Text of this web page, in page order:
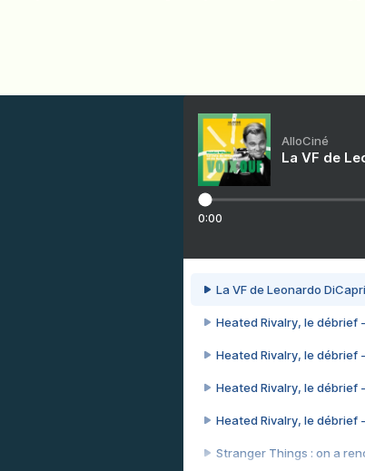
AlloCiné
La VF de
0:00
La VF de Leonardo
Heated Rivalry, le débrief
Heated Rivalry, le débrief
Heated Rivalry, le débrief
Heated Rivalry, le débrief
Stranger Things : on a